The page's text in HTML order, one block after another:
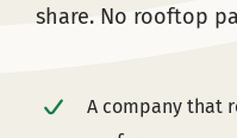
share. No rooftop
A company that